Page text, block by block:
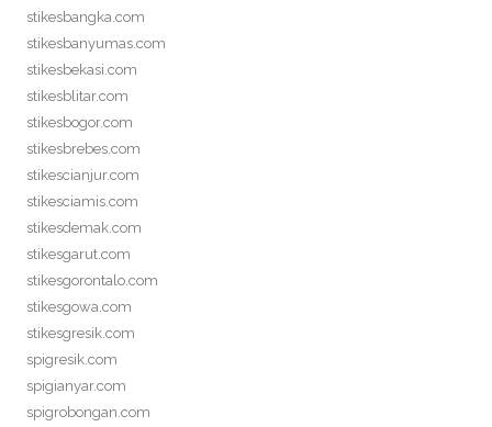
stikesbangka.com
stikesbanyumas.com
stikesbekasi.com
stikesblitar.com
stikesbogor.com
stikesbrebes.com
stikescianjur.com
stikesciamis.com
stikesdemak.com
stikesgarut.com
stikesgorontalo.com
stikesgowa.com
stikesgresik.com
spigresik.com
spigianyar.com
spigrobongan.com